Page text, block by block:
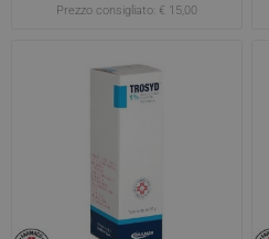
Prezzo consigliato: € 15,00